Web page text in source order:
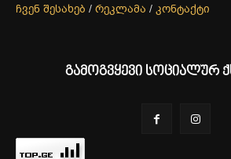
ჩვენ შესახებ / რეკლამა / კონტაქტი
გამოგვყევი სოციალურ